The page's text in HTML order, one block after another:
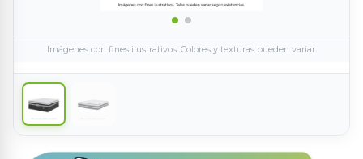
Imágenes con fines ilustrativos. Colores y texturas pueden variar.